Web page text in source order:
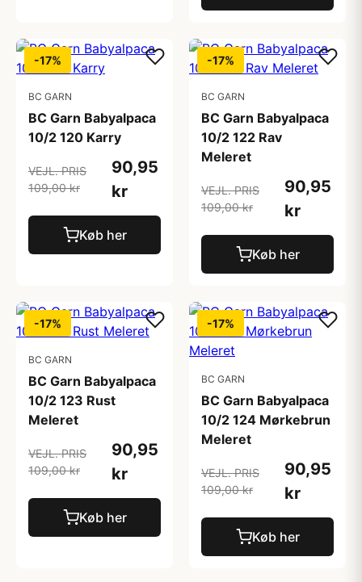
-17%
BC GARN
BC Garn Babyalpaca
10/2 120 Karry
VEJL. PRIS
109,00 kr
90,95
kr
Køb her
-17%
BC GARN
BC Garn Babyalpaca
10/2 122 Rav
Meleret
VEJL. PRIS
109,00 kr
90,95
kr
Køb her
-17%
BC GARN
BC Garn Babyalpaca
10/2 123 Rust
Meleret
VEJL. PRIS
109,00 kr
90,95
kr
Køb her
-17%
BC GARN
BC Garn Babyalpaca
10/2 124 Mørkebrun
Meleret
VEJL. PRIS
109,00 kr
90,95
kr
Køb her